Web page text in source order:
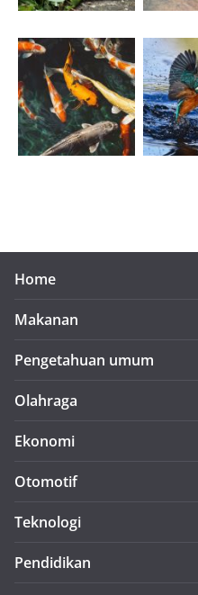
Home
Makanan
Pengetahuan umum
Olahraga
Ekonomi
Otomotif
Teknologi
Pendidikan